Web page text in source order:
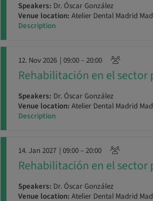
Speakers: Dr. Óscar González
Venue location: Atelier Dental Madrid
Description
12. Nov 2026 | 09:00 – 20:00
Rehabilitación en el sector
Speakers: Dr. Óscar González
Venue location: Atelier Dental Madrid
Description
14. Jan 2027 | 09:00 – 20:00
Rehabilitación en el sector
Speakers: Dr. Óscar González
Venue location: Atelier Dental Madrid